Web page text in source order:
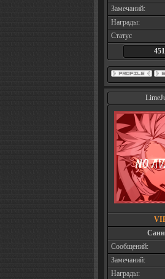
Замечаний:
Награды:
Статус
451
Сообщений:
Замечаний:
Награды: